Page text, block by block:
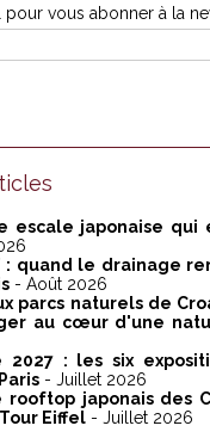
vous abonner à la
escale japonaise qui
: quand le drainage
- Août 2026
parcs naturels de
au cœur d'une
2027 : les six
- Juillet 2026
rooftop japonais des
Eiffel - Juillet 2026